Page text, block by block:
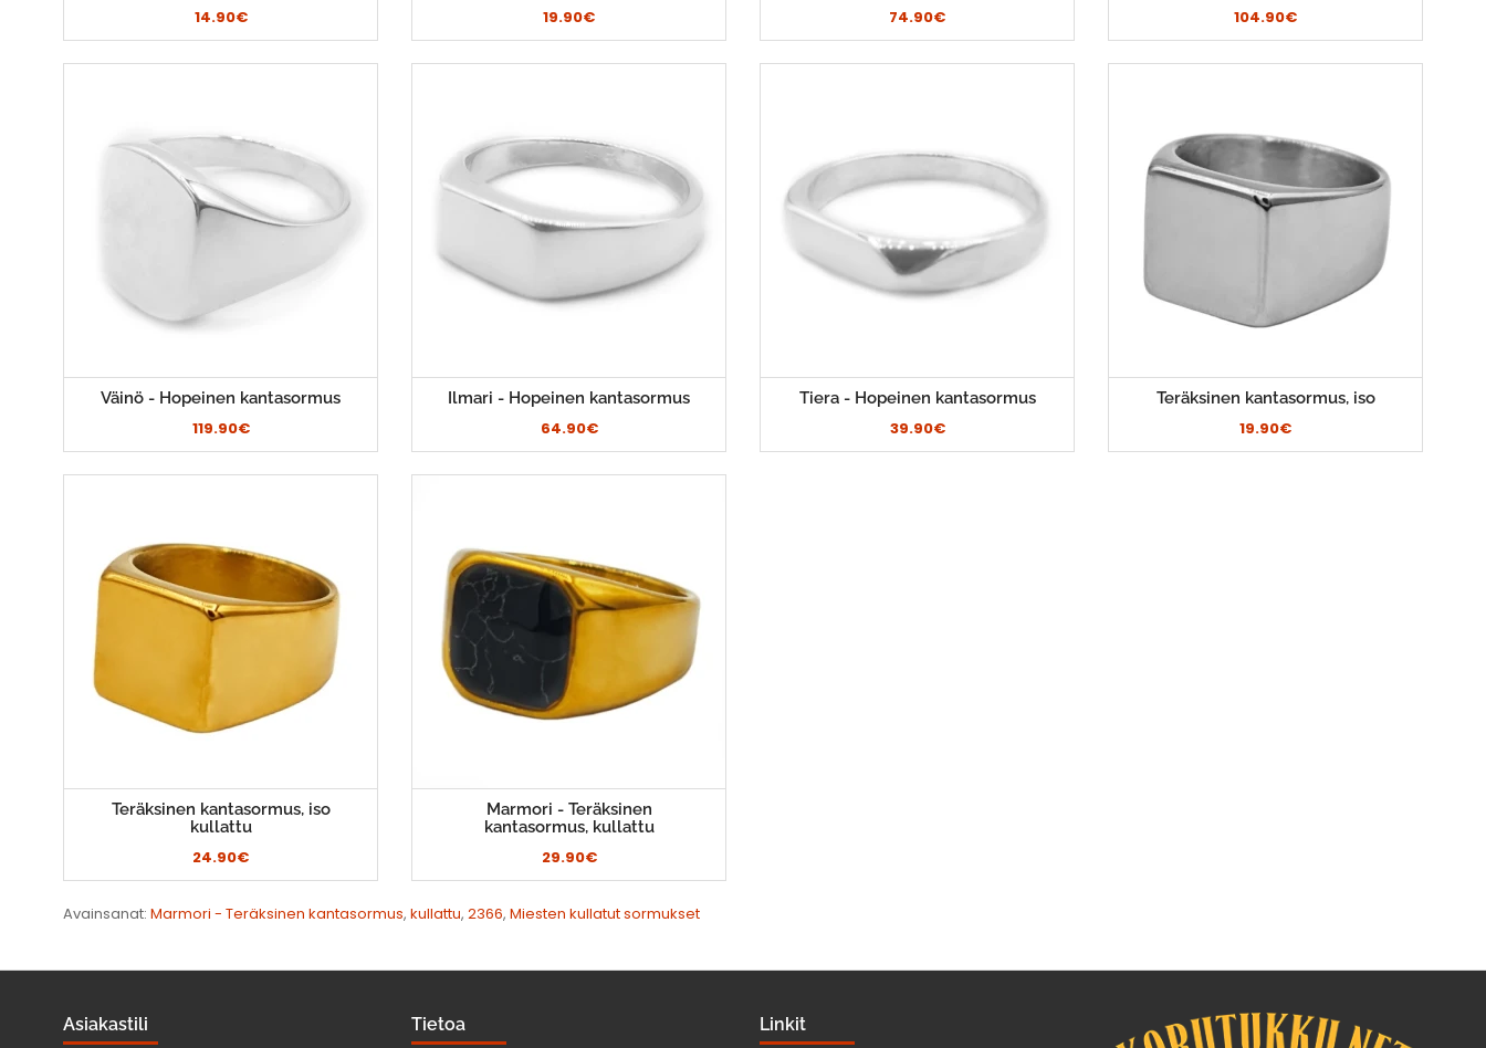
14.90€ 19.90€ 74.90€ 104.90€
Väinö - Hopeinen kantasormus
119.90€
Ilmari - Hopeinen kantasormus
64.90€
Tiera - Hopeinen kantasormus
39.90€
Teräksinen kantasormus, iso
19.90€
Teräksinen kantasormus, iso
kullattu
24.90€
Marmori - Teräksinen
kantasormus, kullattu
29.90€
Avainsanat: Marmori - Teräksinen kantasormus, kullattu, 2366, Miesten kullatut sormukset
Asiakastili Tietoa Linkit